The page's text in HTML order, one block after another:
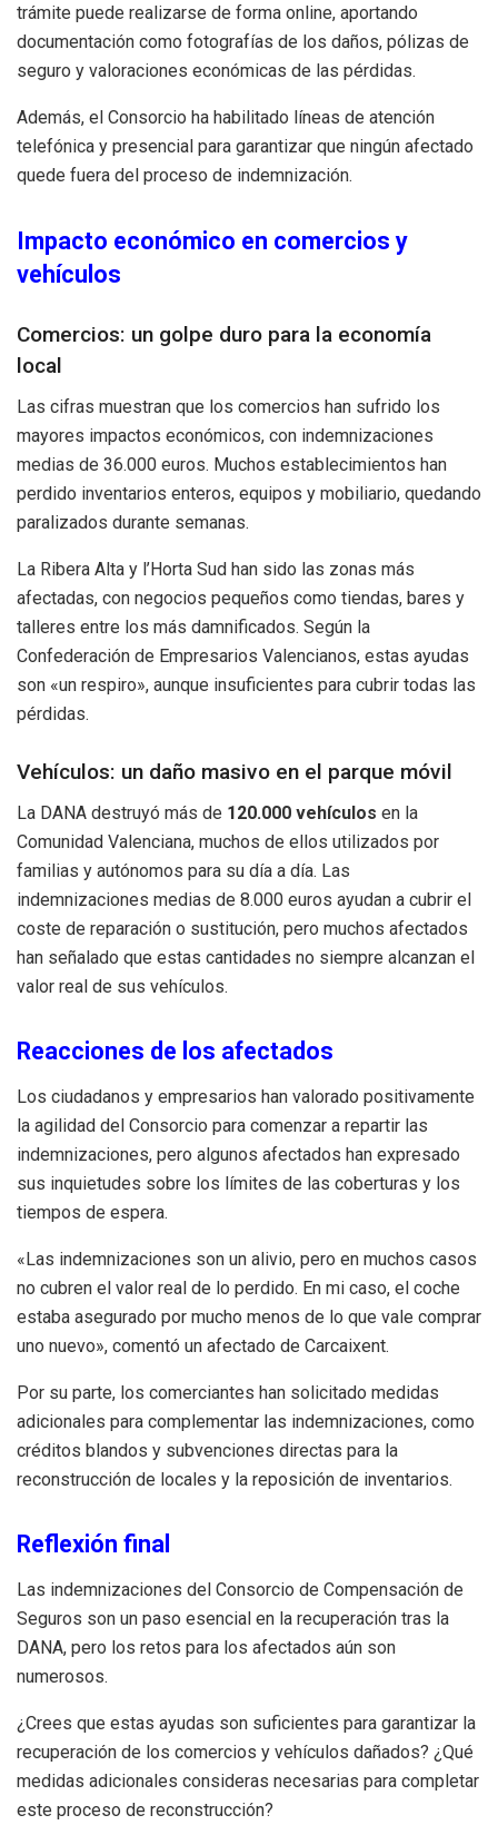
trámite puede realizarse de forma online, aportando
documentación como fotografías de los daños, pólizas de
seguro y valoraciones económicas de las pérdidas.
Además, el Consorcio ha habilitado líneas de atención
telefónica y presencial para garantizar que ningún afectado
quede fuera del proceso de indemnización.
Impacto económico en comercios y
vehículos
Comercios: un golpe duro para la economía
local
Las cifras muestran que los comercios han sufrido los
mayores impactos económicos, con indemnizaciones
medias de 36.000 euros. Muchos establecimientos han
perdido inventarios enteros, equipos y mobiliario, quedando
paralizados durante semanas.
La Ribera Alta y l’Horta Sud han sido las zonas más
afectadas, con negocios pequeños como tiendas, bares y
talleres entre los más damnificados. Según la
Confederación de Empresarios Valencianos, estas ayudas
son «un respiro», aunque insuficientes para cubrir todas las
pérdidas.
Vehículos: un daño masivo en el parque móvil
La DANA destruyó más de 120.000 vehículos en la
Comunidad Valenciana, muchos de ellos utilizados por
familias y autónomos para su día a día. Las
indemnizaciones medias de 8.000 euros ayudan a cubrir el
coste de reparación o sustitución, pero muchos afectados
han señalado que estas cantidades no siempre alcanzan el
valor real de sus vehículos.
Reacciones de los afectados
Los ciudadanos y empresarios han valorado positivamente
la agilidad del Consorcio para comenzar a repartir las
indemnizaciones, pero algunos afectados han expresado
sus inquietudes sobre los límites de las coberturas y los
tiempos de espera.
«Las indemnizaciones son un alivio, pero en muchos casos
no cubren el valor real de lo perdido. En mi caso, el coche
estaba asegurado por mucho menos de lo que vale comprar
uno nuevo», comentó un afectado de Carcaixent.
Por su parte, los comerciantes han solicitado medidas
adicionales para complementar las indemnizaciones, como
créditos blandos y subvenciones directas para la
reconstrucción de locales y la reposición de inventarios.
Reflexión final
Las indemnizaciones del Consorcio de Compensación de
Seguros son un paso esencial en la recuperación tras la
DANA, pero los retos para los afectados aún son
numerosos.
¿Crees que estas ayudas son suficientes para garantizar la
recuperación de los comercios y vehículos dañados? ¿Qué
medidas adicionales consideras necesarias para completar
este proceso de reconstrucción?